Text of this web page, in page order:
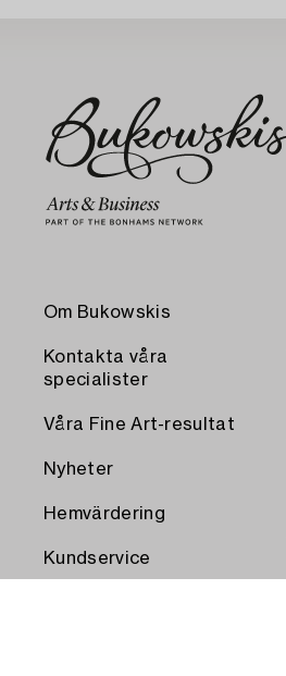
Om Bukowskis
Kontakta våra
specialister
Våra Fine Art-resultat
Nyheter
Hemvärdering
Kundservice